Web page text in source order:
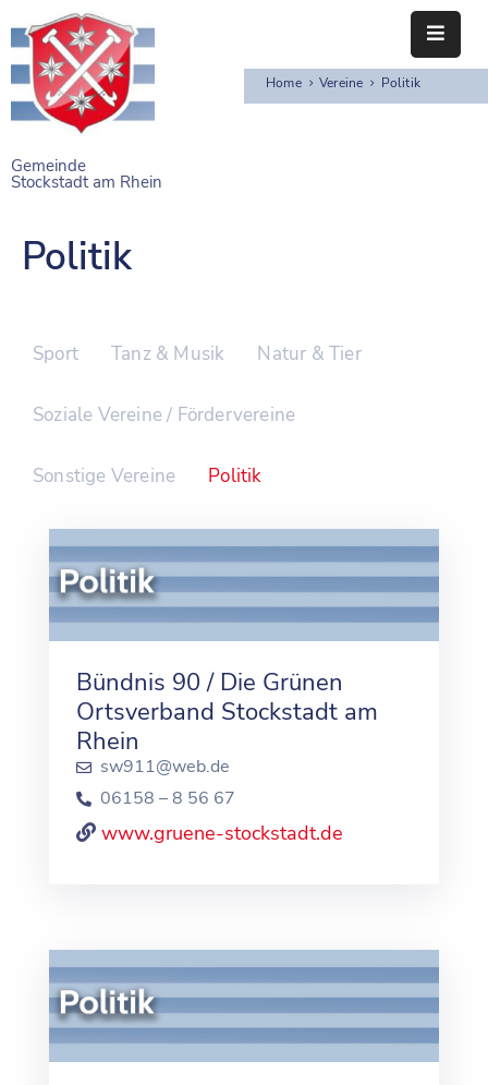
Gemeinde
Stockstadt am Rhein
STARTSEITE
BÜRGERSERVICE
EINRICHTUNGEN
FREIZEITEINRICHTUNGEN
Home Vereine Politik
Politik
Sport Tanz & Musik Natur & Tier
Soziale Vereine / Fördervereine
Sonstige Vereine Politik
Bündnis 90 / Die Grünen
Ortsverband Stockstadt am
Rhein
sw911@web.de
06158 – 8 56 67
www.gruene-stockstadt.de